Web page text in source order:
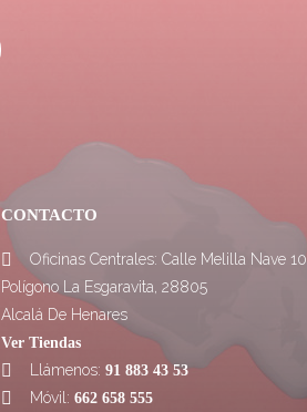
CONTACTO

Oficinas Centrales: Calle Melilla Nave 10.
Polígono La Esgaravita, 28805
Alcalá De Henares
Ver Tiendas
 Llámenos: 91 883 43 53
 Móvil: 662 658 555